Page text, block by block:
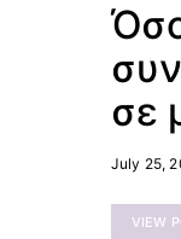
σε
July 25,
VIEW